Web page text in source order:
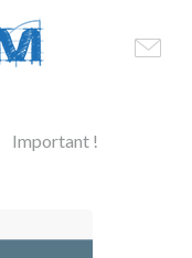
Important !